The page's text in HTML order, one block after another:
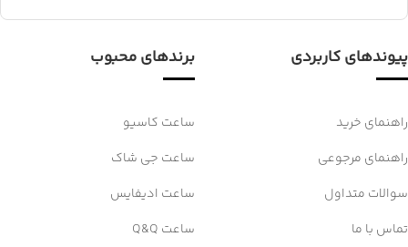
پیوندهای کاربردی
راهنمای خرید
راهنمای مرجوعی
سوالات متداول
تماس با ما
برندهای محبوب
ساعت کاسیو
ساعت جی شاک
ساعت ادیفایس
ساعت Q&Q